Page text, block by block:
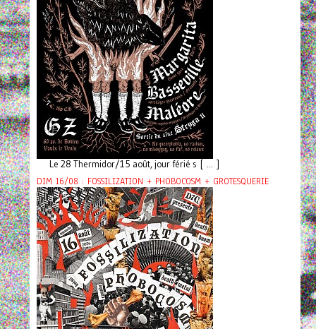
Le 28 Thermidor/15 août, jour férié s [ ... ]
DIM 16/08 : FOSSILIZATION + PHOBOCOSM + GROTESQUERIE